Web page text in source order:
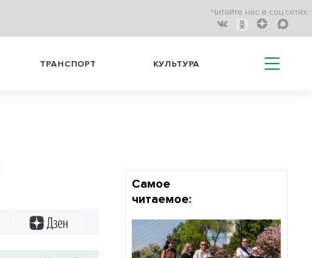
Читайте нас в соц.сетях:
ТРАНСПОРТ КУЛЬТУРА
Самое
читаемое: